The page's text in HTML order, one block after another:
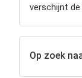
verschijnt
Op zoek